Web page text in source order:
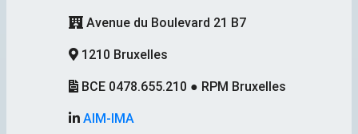
Avenue du Boulevard 21 B7
1210 Bruxelles
BCE 0478.655.210 ● RPM Bruxelles
AIM-IMA